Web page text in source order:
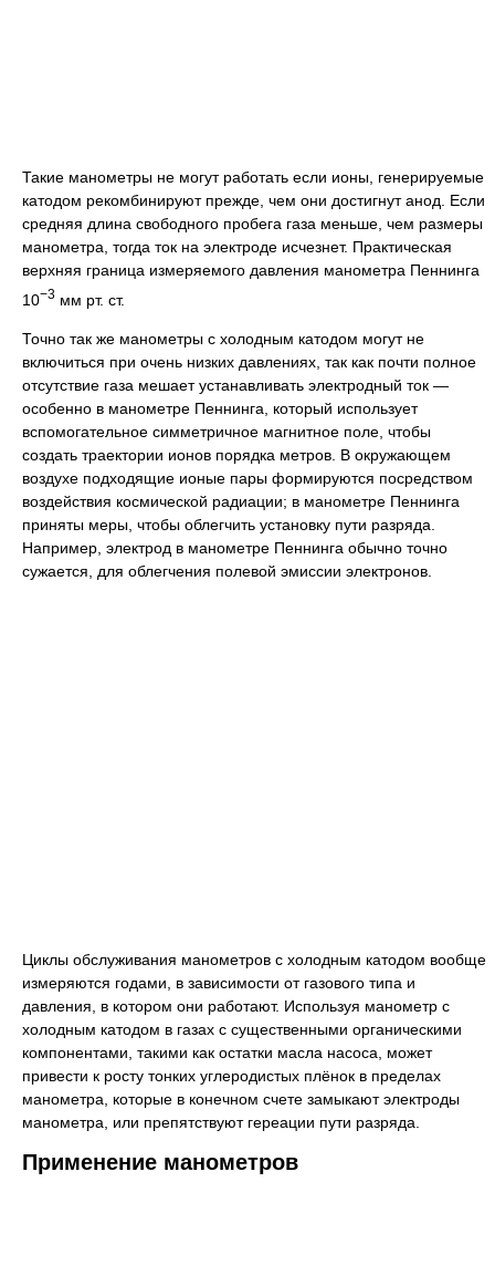
Такие манометры не могут работать если ионы, генерируемые
катодом рекомбинируют прежде, чем они достигнут анод. Если
средняя длина свободного пробега газа меньше, чем размеры
манометра, тогда ток на электроде исчезнет. Практическая
верхняя граница измеряемого давления манометра Пеннинга
10−3 мм рт. ст.
Точно так же манометры с холодным катодом могут не
включиться при очень низких давлениях, так как почти полное
отсутствие газа мешает устанавливать электродный ток —
особенно в манометре Пеннинга, который использует
вспомогательное симметричное магнитное поле, чтобы
создать траектории ионов порядка метров. В окружающем
воздухе подходящие ионые пары формируются посредством
воздействия космической радиации; в манометре Пеннинга
приняты меры, чтобы облегчить установку пути разряда.
Например, электрод в манометре Пеннинга обычно точно
сужается, для облегчения полевой эмиссии электронов.
Циклы обслуживания манометров с холодным катодом вообще
измеряются годами, в зависимости от газового типа и
давления, в котором они работают. Используя манометр с
холодным катодом в газах с существенными органическими
компонентами, такими как остатки масла насоса, может
привести к росту тонких углеродистых плёнок в пределах
манометра, которые в конечном счете замыкают электроды
манометра, или препятствуют гереации пути разряда.
Применение манометров